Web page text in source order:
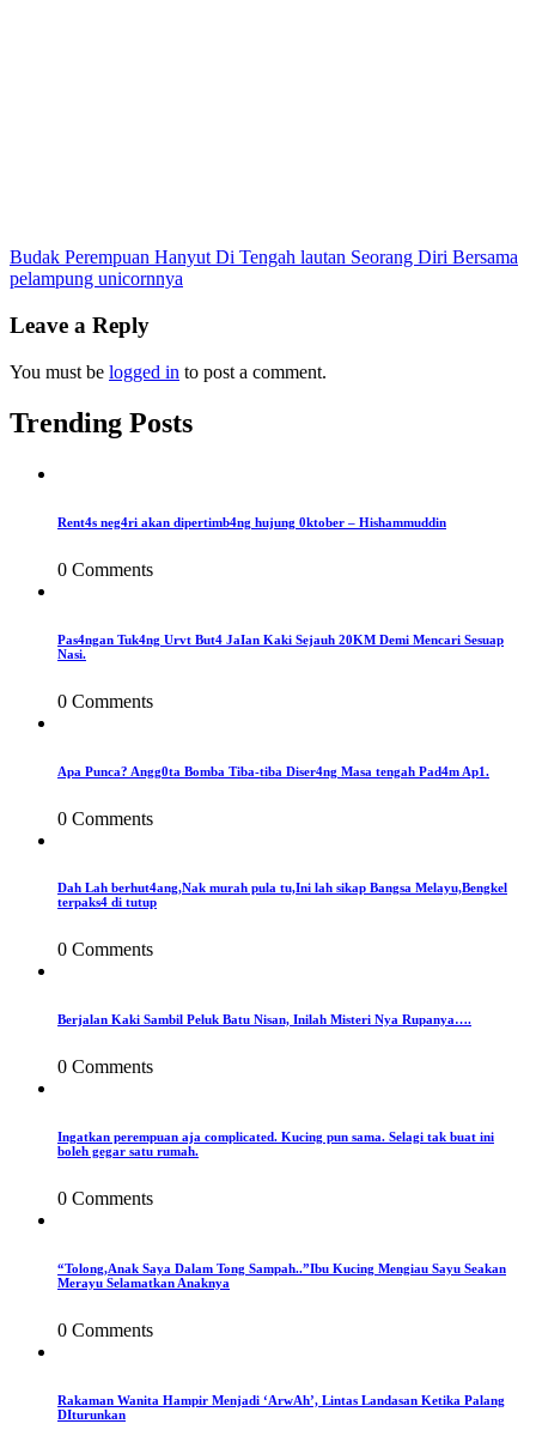
Post
navigation
Budak Perempuan Hanyut Di Tengah lautan Seorang Diri Bersama
pelampung unicornnya
Leave a Reply
You must be logged in to post a comment.
Trending Posts
Rent4s neg4ri akan dipertimb4ng hujung 0ktober – Hishammuddin
0 Comments
Pas4ngan Tuk4ng Urvt But4 JaIan Kaki Sejauh 20KM Demi Mencari Sesuap
Nasi.
0 Comments
Apa Punca? Angg0ta Bomba Tiba-tiba Diser4ng Masa tengah Pad4m Ap1.
0 Comments
Dah Lah berhut4ang,Nak murah pula tu,Ini lah sikap Bangsa Melayu,Bengkel
terpaks4 di tutup
0 Comments
Berjalan Kaki Sambil Peluk Batu Nisan, Inilah Misteri Nya Rupanya….
0 Comments
Ingatkan perempuan aja complicated. Kucing pun sama. Selagi tak buat ini
boleh gegar satu rumah.
0 Comments
“Tolong,Anak Saya Dalam Tong Sampah..”Ibu Kucing Mengiau Sayu Seakan
Merayu Selamatkan Anaknya
0 Comments
Rakaman Wanita Hampir Menjadi ‘ArwAh’, Lintas Landasan Ketika Palang
DIturunkan